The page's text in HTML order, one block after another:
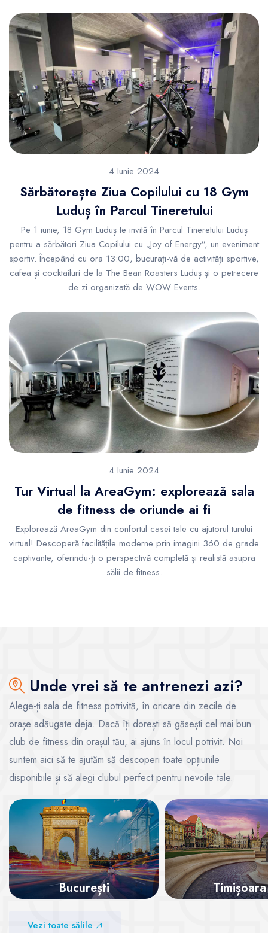
4 Iunie 2024
Sărbătorește Ziua Copilului cu 18 Gym
Luduș în Parcul Tineretului
Pe 1 iunie, 18 Gym Luduș te invită în Parcul Tineretului Luduș
pentru a sărbători Ziua Copilului cu „Joy of Energy”, un eveniment
sportiv. Începând cu ora 13:00, bucurați-vă de activități sportive,
cafea și cocktailuri de la The Bean Roasters Luduș și o petrecere
de zi organizată de WOW Events.
4 Iunie 2024
Tur Virtual la AreaGym: explorează sala
de fitness de oriunde ai fi
Explorează AreaGym din confortul casei tale cu ajutorul turului
virtual! Descoperă facilitățile moderne prin imagini 360 de grade
captivante, oferindu-ți o perspectivă completă și realistă asupra
sălii de fitness.
Unde vrei să te antrenezi azi?
Alege-ți sala de fitness potrivită, în oricare din zecile de
orașe adăugate deja. Dacă îți dorești să găsești cel mai bun
club de fitness din orașul tău, ai ajuns în locul potrivit. Noi
suntem aici să te ajutăm să descoperi toate opțiunile
disponibile și să alegi clubul perfect pentru nevoile tale.
București
Vezi sălile
Timișoara
Vezi toate sălile